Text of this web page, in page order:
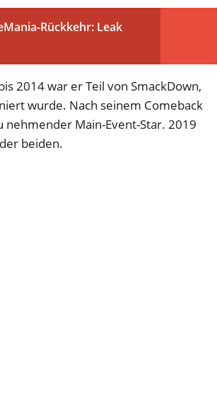
Rückkehr: Leak
2014 war er Teil von SmackDown,
wurde. Nach seinem Comeback
Main-Event-Star. 2019
beiden.